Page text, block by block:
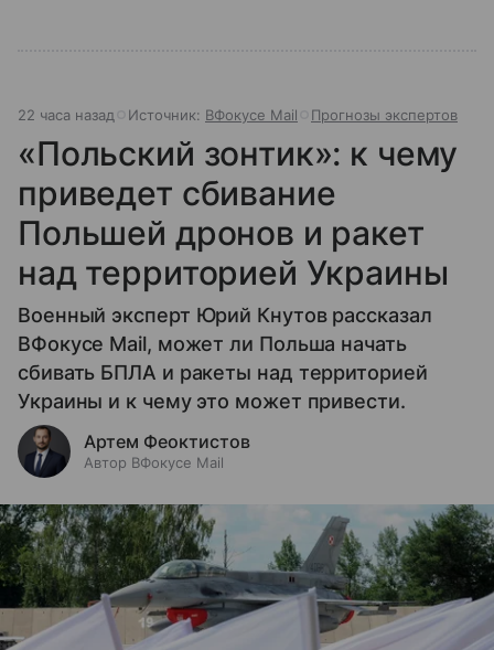
22 часа назад Источник: ВФокусе Mail Прогнозы экспертов
«Польский зонтик»: к чему
приведет сбивание
Польшей дронов и ракет
над территорией Украины
Военный эксперт Юрий Кнутов рассказал
ВФокусе Mail, может ли Польша начать
сбивать БПЛА и ракеты над территорией
Украины и к чему это может привести.
Артем Феоктистов
Автор ВФокусе Mail